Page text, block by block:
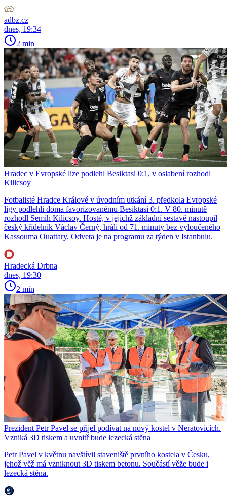
adbz.cz
dnes, 19:34
2 min
Hradec v Evropské lize podlehl Besiktasi 0:1, v oslabení rozhodl
Kilicsoy
Fotbalisté Hradce Králové v úvodním utkání 3. předkola Evropské
ligy podlehli doma favorizovanému Besiktasi 0:1. V 80. minutě
rozhodl Semih Kilicsoy. Hosté, v jejichž základní sestavě nastoupil
český křídelník Václav Černý, hráli od 71. minuty bez vyloučeného
Kassouma Ouattary. Odveta je na programu za týden v Istanbulu.
Hradecká Drbna
dnes, 19:30
2 min
Prezident Petr Pavel se přijel podívat na nový kostel v Neratovicích.
Vzniká 3D tiskem a uvnitř bude lezecká stěna
Petr Pavel v květnu navštívil staveniště prvního kostela v Česku,
jehož věž má vzniknout 3D tiskem betonu. Součástí věže bude i
lezecká stěna.